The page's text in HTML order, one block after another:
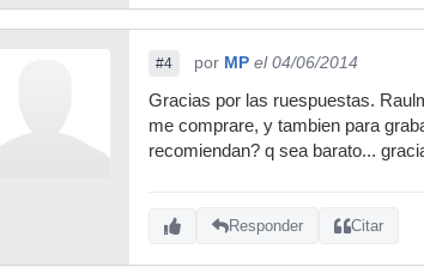
#4 por MP el 04/06/2014
Gracias por las ruespuestas.
me comprare, y tambien para
recomiendan? q sea barato...
Responder Citar